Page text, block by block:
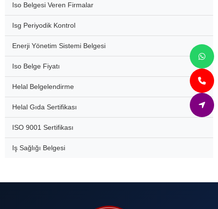
Iso Belgesi Veren Firmalar
Isg Periyodik Kontrol
Enerji Yönetim Sistemi Belgesi
Iso Belge Fiyatı
Helal Belgelendirme
Helal Gıda Sertifikası
ISO 9001 Sertifikası
Iş Sağlığı Belgesi